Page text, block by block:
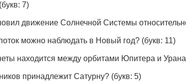
(букв: 7)
движение Солнечной Системы
можно наблюдать в Новый год? (букв: 11)
находится между орбитами Юпитера и
принадлежит Сатурну? (букв: 5)